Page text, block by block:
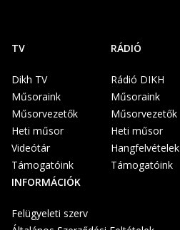
TV
Dikh TV
Műsoraink
Műsorvezetők
Heti műsor
Videótár
Támogatóink
RÁDIÓ
Rádió DIKH
Műsoraink
Műsorvezetők
Heti műsor
Hangfelvételek
Támogatóink
INFORMÁCIÓK
Felügyeleti szerv